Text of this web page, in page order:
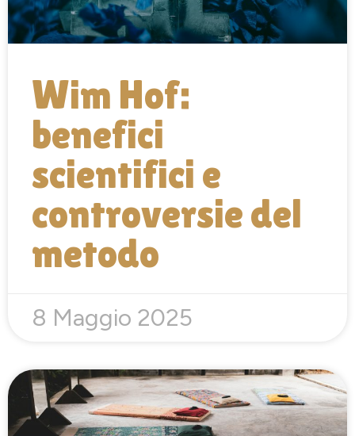
Wim Hof:
benefici
scientifici e
controversie del
metodo
8 Maggio 2025